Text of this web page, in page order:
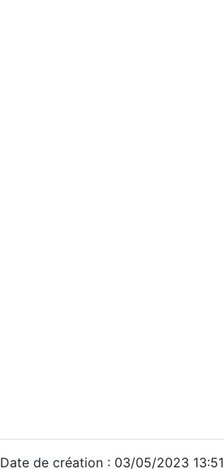
Date de création : 03/05/2023 13:51